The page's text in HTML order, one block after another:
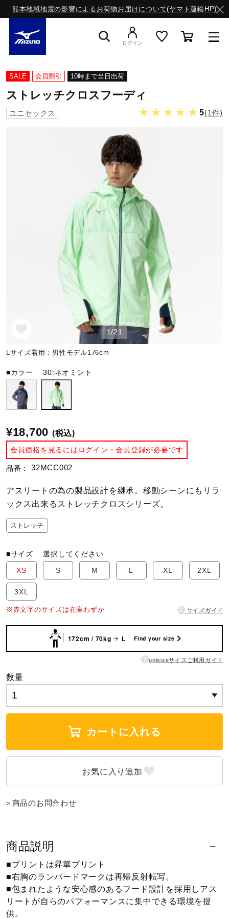
熊本地域地震の影響によるお荷物お届けについて(ヤマト運輸HP)
スニーカー
ライフスタイルウエア
サッカー／フットサル
トレーニング
野球
バレーボール
テニス／ソフトテニス
バドミントン
卓球
ソフトボール
ウィンタースポーツ
ウォーキングシューズ
サポーター
ログイン
SALE 会員割引 10時まで当日出荷
ストレッチクロスフーディ
ユニセックス ★★★★★5(1件)
1/21
Lサイズ着用：男性モデル176cm
■カラー30:ネオミント
¥18,700 (税込)
会員価格を見るにはログイン・会員登録が必要です
品番： 32MCC002
アスリートの為の製品設計を継承。移動シーンにもリラ
ックス出来るストレッチクロスシリーズ。
ストレッチ
■サイズ選択してください
XS
S M L XL 2XL
3XL
※赤文字のサイズは在庫わずか ? サイズガイド
172cm / 70kg L Find your size
? unisizeサイズご利用ガイド
数量
カートに入れる
商品のお問合わせ
商品説明
■プリントは昇華プリント
■右胸のランバードマークは再帰反射転写。
■包まれたような安心感のあるフード設計を採用しアス
リートが自らのパフォーマンスに集中できる環境を提
供。